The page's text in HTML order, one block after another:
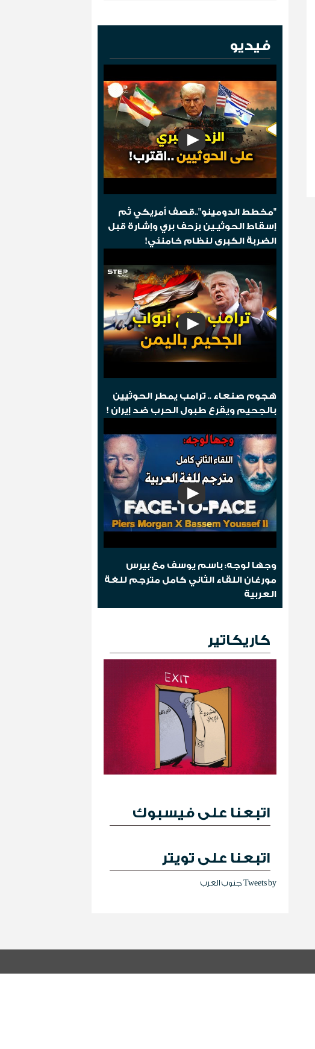
فيديو
"مخطط الدومينو"..قصف أمريكي ثم
إسقاط الحوثيـين بزحف بري وإشارة قبل
الضربة الكبرى لنظام خامنئي!
هجوم صنعاء .. ترامب يمطر الحوثيين
بالجحيم ويقرع طبول الحرب ضد إيران !
وجها لوجه: باسم يوسف مع بيرس
مورغان اللقاء الثاني كامل مترجم للغة
العربية
كاريكاتير
اتبعنا على فيسبوك
اتبعنا على تويتر
Tweets by جنوب العرب